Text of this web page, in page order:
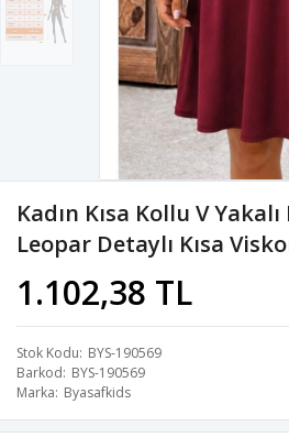
Kadın Kısa Kollu V Yakalı
Leopar Detaylı Kısa
1.102,38 TL
Stok Kodu BYS-190569
Barkod BYS-190569
Marka Byasafkids